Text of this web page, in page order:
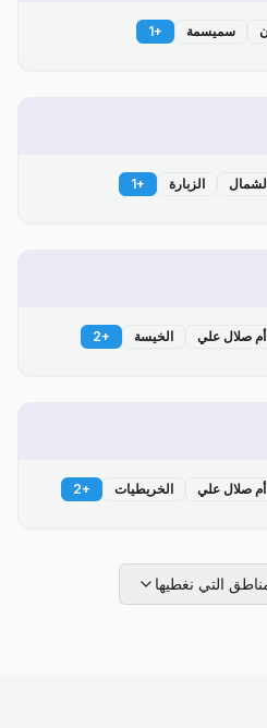
سميسمة +
1
الزبارة +
1
أم صلال علي الخيسة +
2
أم صلال علي الخريطيات +
2
التي نغطيها